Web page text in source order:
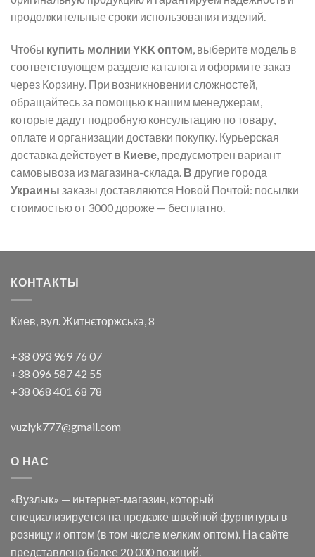
продолжительные сроки использования изделий.
Чтобы купить молнии YKK оптом , выберите модель в
соответствующем разделе каталога и оформите заказ
через Корзину. При возникновении сложностей,
обращайтесь за помощью к нашим менеджерам,
которые дадут подробную консультацию по товару,
оплате и организации доставки покупку. Курьерская
доставка действует в Киеве , предусмотрен вариант
самовывоза из магазина-склада. В другие города
Украины заказы доставляются Новой Почтой: посылки
стоимостью от 3000 дороже — бесплатно.
КОНТАКТЫ
Киев, вул. Житнєторжська, 8
+38 093 969 76 07
+38 096 587 42 55
+38 068 401 68 78
vuzlyk777@gmail.com
О НАС
«Вузлык» — интернет-магазин, который
специализируется на продаже швейной фурнитуры в
розницу и оптом (в том числе мелким оптом). На сайте
представлено более 20 000 позиций.